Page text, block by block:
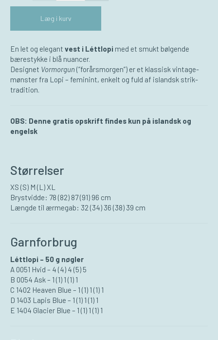
Læg i kurv
En let og elegant vest i Léttlopi med et smukt bølgende
bærestykke i blå nuancer.
Designet Vormorgun (”forårsmorgen”) er et klassisk vintage­
mønster fra Lopi – feminint, enkelt og fuld af islandsk strik­
tradition.
OBS: Denne gratis opskrift findes kun på islandsk og
engelsk
Størrelser
XS (S) M (L) XL
Brystvidde: 78 (82) 87 (91) 96 cm
Længde til ærmegab: 32 (34) 36 (38) 39 cm
Garnforbrug
Léttlopi – 50 g nøgler
A 0051 Hvid – 4 (4) 4 (5) 5
B 0054 Ask – 1 (1) 1 (1) 1
C 1402 Heaven Blue – 1 (1) 1 (1) 1
D 1403 Lapis Blue – 1 (1) 1 (1) 1
E 1404 Glacier Blue – 1 (1) 1 (1) 1